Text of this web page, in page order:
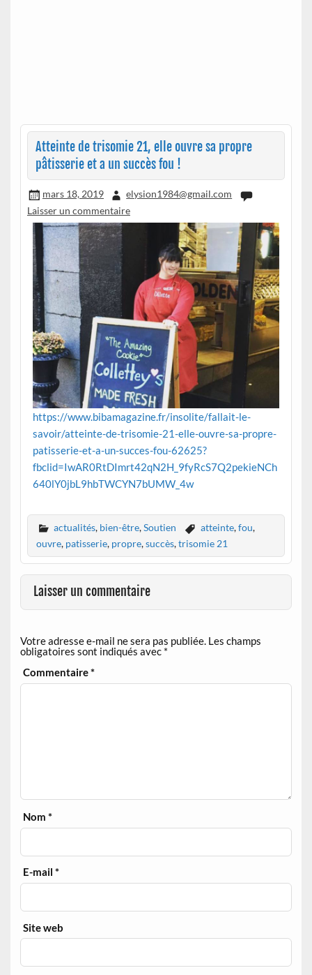
Atteinte de trisomie 21, elle ouvre sa propre
pâtisserie et a un succès fou !
mars 18, 2019
elysion1984@gmail.com
Laisser un commentaire
https://www.bibamagazine.fr/insolite/fallait-le-
savoir/atteinte-de-trisomie-21-elle-ouvre-sa-propre-
patisserie-et-a-un-succes-fou-62625?
fbclid=IwAR0RtDImrt42qN2H_9fyRcS7Q2pekieNCh
640lY0jbL9hbTWCYN7bUMW_4w
actualités, bien-être,Soutien atteinte,fou,
ouvre, patisserie, propre,succès,trisomie 21
Laisser un commentaire
Votre adresse e-mail ne sera pas publiée. Les champs
obligatoires sont indiqués avec *
Commentaire*
Nom*
E-mail*
Site web